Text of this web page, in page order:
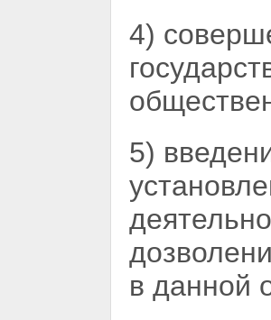
4)
5)
в данной